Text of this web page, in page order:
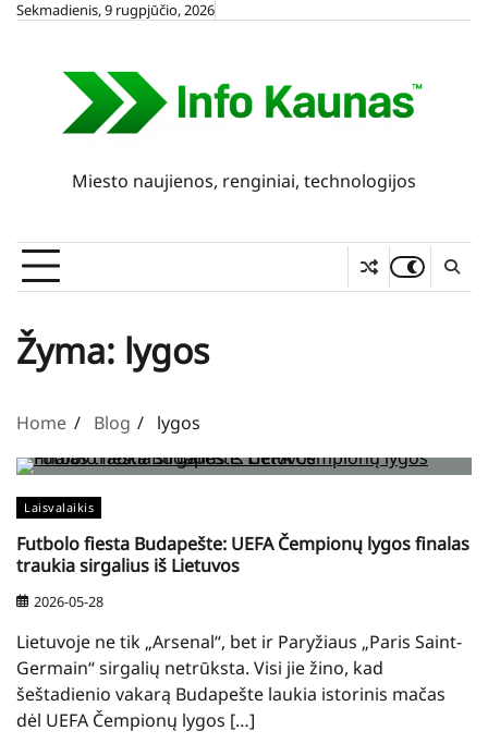
SkipSekmadienis, 9 rugpjūčio, 2026
Miesto naujienos, renginiai, technologijos
Žyma: lygos
Home Blog lygos
Laisvalaikis
Futbolo fiesta Budapešte: UEFA Čempionų lygos finalas
traukia sirgalius iš Lietuvos
2026-05-28
Lietuvoje ne tik „Arsenal“, bet ir Paryžiaus „Paris Saint-
Germain“ sirgalių netrūksta. Visi jie žino, kad
šeštadienio vakarą Budapešte laukia istorinis mačas
dėl UEFA Čempionų lygos […]